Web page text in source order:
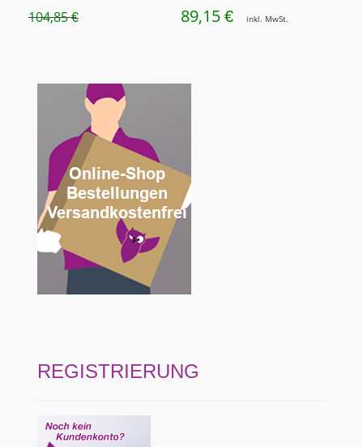
104,85€
URSPRÜNGLICHER
104,85 €
89,15 €AKTUELLER
inkl. MwSt.
REGISTRIERUNG